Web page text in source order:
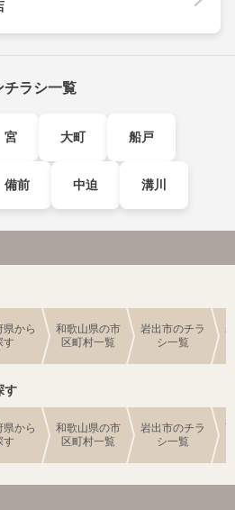
チラシ一覧
宮 大町 船戸
備前 中迫 溝川
県から
す
和歌山県の市
区町村一覧
岩出市のチラ
シ一覧
す
県から
す
和歌山県の市
区町村一覧
岩出市のチラ
シ一覧